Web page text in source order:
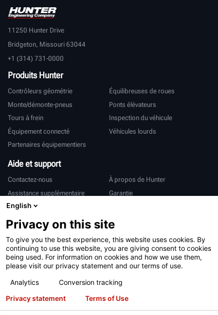
11250 Hunter Drive
Bridgeton, Missouri 63044
+1 (314) 731-0000
Produits Hunter
Contrôleurs géométrie
Équilibreuses de roues
Monte/démonte-pneus
Ponts élévateurs
Tours à frein
Inspection du véhicule
Équipement connecté
Véhicules lourds
Partenaires équipementiers
Aide et support
Contactez-nous
À propos de Hunter
Assistance supplémentaire
Garantie
International
Ventes et services
Deutsch
亨特中国
Conditions d’utilisation Déclaration de confidentialité
English
Privacy on this site
To give you the best experience, this website uses cookies. By
continuing to use this website, you are giving consent to cookies
being used. For information on cookies and how we use them,
please visit our privacy statement and our terms of use.
Analytics
Conversion tracking
Privacy statement
Terms of Use